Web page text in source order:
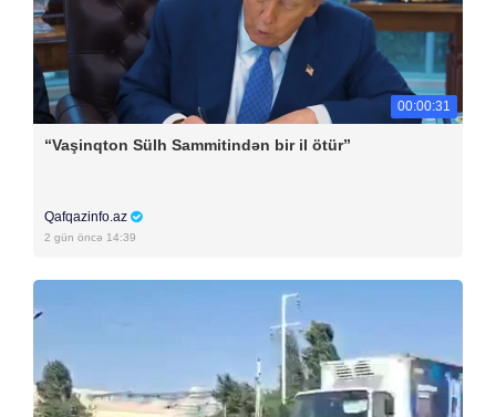
00:00:31
“Vaşinqton Sülh Sammitindən bir il ötür”
Qafqazinfo.az
2 gün öncə 14:39